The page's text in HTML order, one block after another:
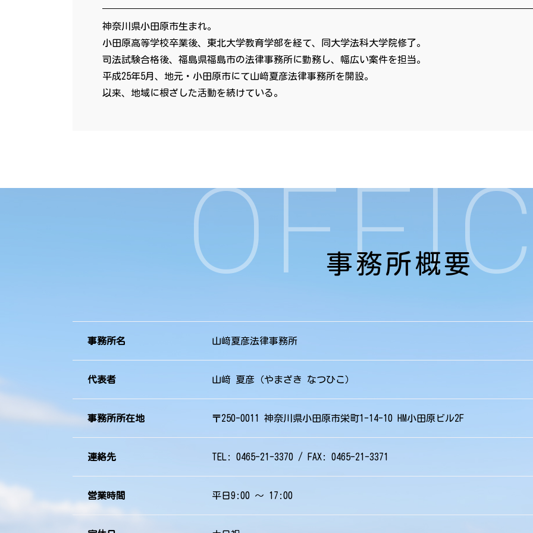
神奈川県小田原市生まれ。
小田原高等学校卒業後、東北大学教育学部を経て、同大学法科大学院修了。
司法試験合格後、福島県福島市の法律事務所に勤務し、幅広い案件を担当。
平成25年5月、地元・小田原市にて山﨑夏彦法律事務所を開設。
以来、地域に根ざした活動を続けている。
事務所概要
事務所名 山﨑夏彦法律事務所
代表者 山﨑 夏彦（やまざき なつひこ）
事務所所在地 〒250-0011 神奈川県小田原市栄町1-14-10 HM小田原ビル2F
連絡先 TEL: 0465-21-3370 / FAX: 0465-21-3371
営業時間 平日9:00 ～ 17:00